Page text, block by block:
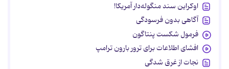
اوکراین سند منگوله‌دار آمریکا!
آگاهی بدون فرسودگی
فرمول شکست پنتاگون
افشای اطلاعات برای ترور بارون ترامپ
نجات از غرق شدگی